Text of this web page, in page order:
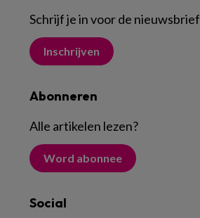
Schrijf je in voor de nieuwsbrief
Inschrijven
Abonneren
Alle artikelen lezen?
Word abonnee
Social